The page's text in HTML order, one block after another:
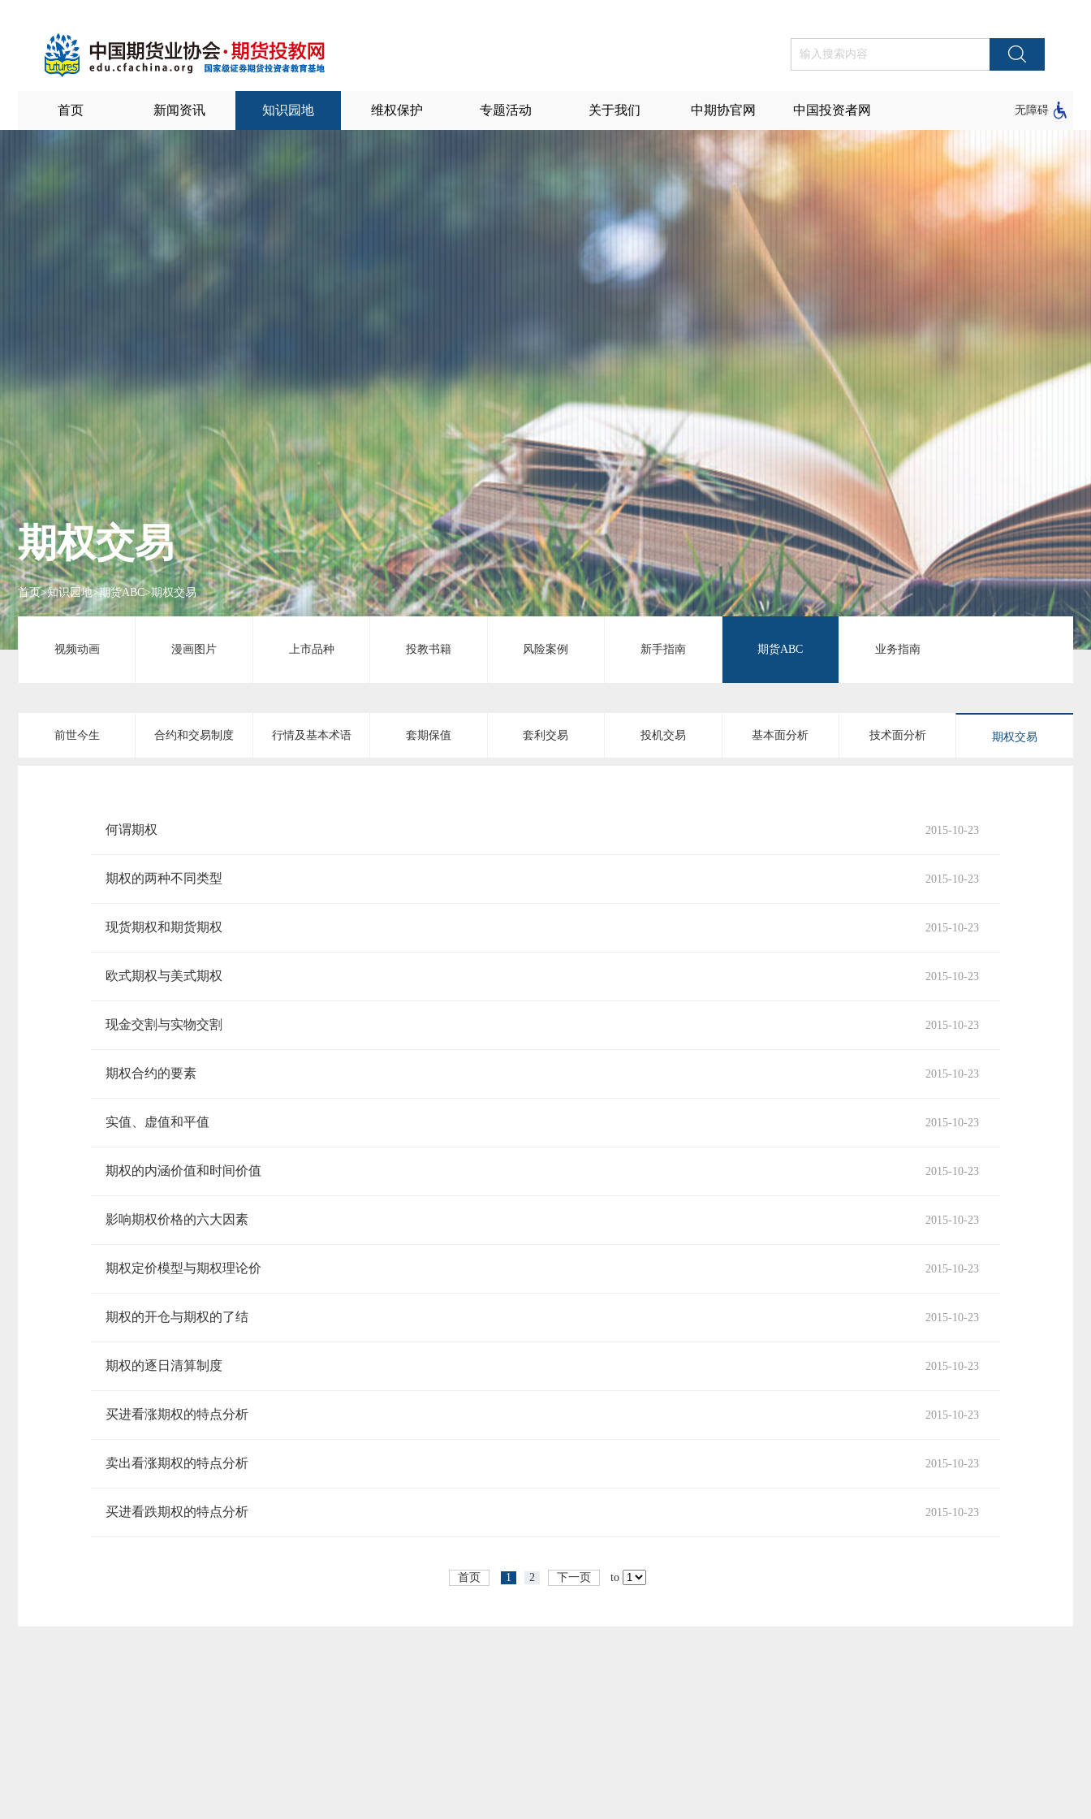
首页 新闻资讯 知识园地 维权保护 专题活动 关于我们 中期协官网 中国投资者网 无障碍
期权交易
首页>知识园地>期货ABC>期权交易
视频动画 漫画图片 上市品种 投教书籍 风险案例 新手指南 期货ABC 业务指南
前世今生 合约和交易制度 行情及基本术语 套期保值 套利交易 投机交易 基本面分析 技术面分析 期权交易
2015-10-23
何谓期权
2015-10-23
期权的两种不同类型
2015-10-23
现货期权和期货期权
2015-10-23
欧式期权与美式期权
2015-10-23
现金交割与实物交割
2015-10-23
期权合约的要素
2015-10-23
实值、虚值和平值
2015-10-23
期权的内涵价值和时间价值
2015-10-23
影响期权价格的六大因素
2015-10-23
期权定价模型与期权理论价
2015-10-23
期权的开仓与期权的了结
2015-10-23
期权的逐日清算制度
2015-10-23
买进看涨期权的特点分析
2015-10-23
卖出看涨期权的特点分析
2015-10-23
买进看跌期权的特点分析
首页 1 2 下一页 to